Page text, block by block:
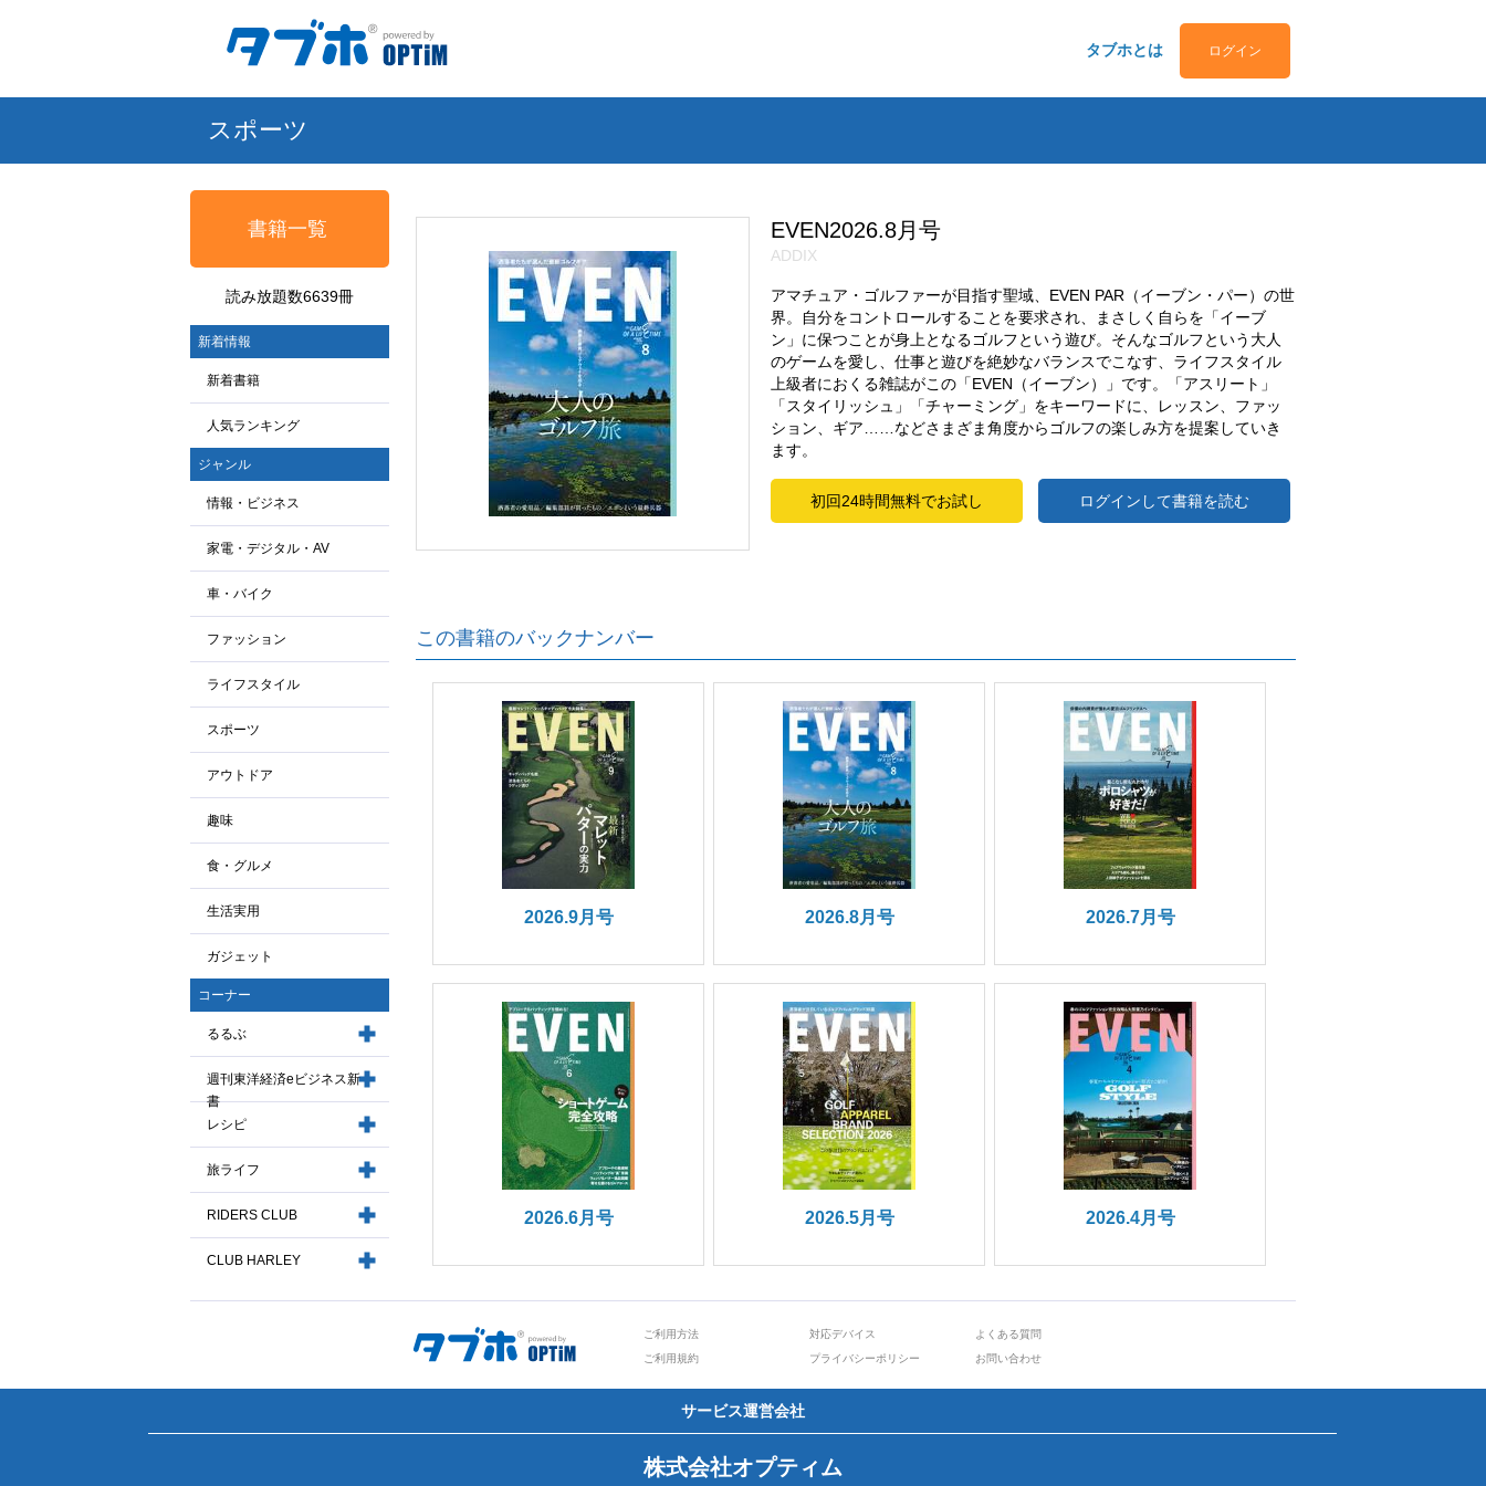
タブホとは ログイン
スポーツ
書籍一覧
読み放題数6639冊
新着情報
新着書籍
人気ランキング
ジャンル
情報・ビジネス
家電・デジタル・AV
車・バイク
ファッション
ライフスタイル
スポーツ
アウトドア
趣味
食・グルメ
生活実用
ガジェット
コーナー
るるぶ
週刊東洋経済eビジネス新
書
レシピ
旅ライフ
RIDERS CLUB
CLUB HARLEY
EVEN2026.8月号
ADDIX
アマチュア・ゴルファーが目指す聖域、EVEN PAR（イーブン・パー）の世
界。自分をコントロールすることを要求され、まさしく自らを「イーブ
ン」に保つことが身上となるゴルフという遊び。そんなゴルフという大人
のゲームを愛し、仕事と遊びを絶妙なバランスでこなす、ライフスタイル
上級者におくる雑誌がこの「EVEN（イーブン）」です。「アスリート」
「スタイリッシュ」「チャーミング」をキーワードに、レッスン、ファッ
ション、ギア……などさまざま角度からゴルフの楽しみ方を提案していき
ます。
初回24時間無料でお試し ログインして書籍を読む
この書籍のバックナンバー
2026.9月号 2026.8月号 2026.7月号
2026.6月号 2026.5月号 2026.4月号
ご利用方法 対応デバイス
よくある質問
ご利用規約
プライバシーポリシー お問い合わせ
サービス運営会社
株式会社オプティム